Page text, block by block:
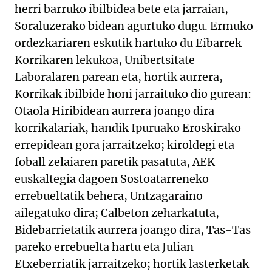
herri barruko ibilbidea bete eta jarraian,
Soraluzerako bidean agurtuko dugu. Ermuko
ordezkariaren eskutik hartuko du Eibarrek
Korrikaren lekukoa, Unibertsitate
Laboralaren parean eta, hortik aurrera,
Korrikak ibilbide honi jarraituko dio gurean:
Otaola Hiribidean aurrera joango dira
korrikalariak, handik Ipuruako Eroskirako
errepidean gora jarraitzeko; kiroldegi eta
foball zelaiaren paretik pasatuta, AEK
euskaltegia dagoen Sostoatarreneko
errebueltatik behera, Untzagaraino
ailegatuko dira; Calbeton zeharkatuta,
Bidebarrietatik aurrera joango dira, Tas-Tas
pareko errebuelta hartu eta Julian
Etxeberriatik jarraitzeko; hortik lasterketak